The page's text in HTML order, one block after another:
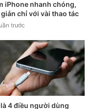
dây.
iPhone nhanh chóng,
chỉ với vài thao tác
trước
4 điều người dùng